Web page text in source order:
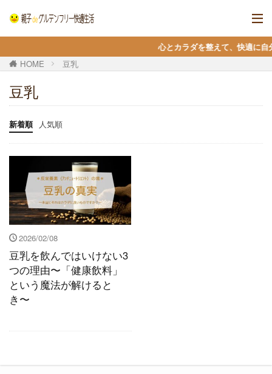
心とカラダを整えて、快適に自分ら
HOME
豆乳
豆乳
新着順 人気順
2026/02/08
豆乳を飲んではいけない3
つの理由〜「健康飲料」
という魔法が解けると
き〜